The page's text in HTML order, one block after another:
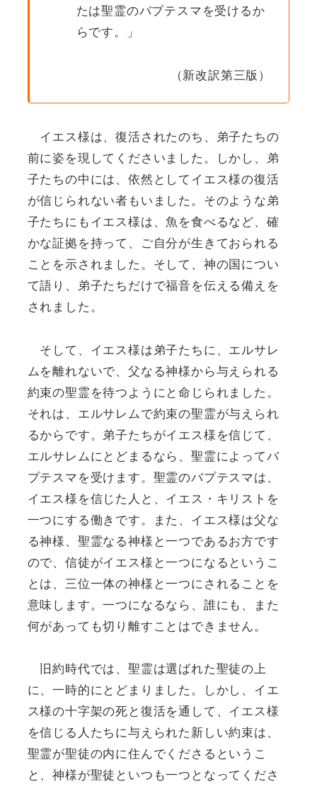
たは聖霊のバプテスマを受けるか
らです。」
（新改訳第三版）
イエス様は、復活されたのち、弟子たちの
前に姿を現してくださいました。しかし、弟
子たちの中には、依然としてイエス様の復活
が信じられない者もいました。そのような弟
子たちにもイエス様は、魚を食べるなど、確
かな証拠を持って、ご自分が生きておられる
ことを示されました。そして、神の国につい
て語り、弟子たちだけで福音を伝える備えを
されました。
そして、イエス様は弟子たちに、エルサレ
ムを離れないで、父なる神様から与えられる
約束の聖霊を待つようにと命じられました。
それは、エルサレムで約束の聖霊が与えられ
るからです。弟子たちがイエス様を信じて、
エルサレムにとどまるなら、聖霊によってバ
プテスマを受けます。聖霊のバプテスマは、
イエス様を信じた人と、イエス・キリストを
一つにする働きです。また、イエス様は父な
る神様、聖霊なる神様と一つであるお方です
ので、信徒がイエス様と一つになるというこ
とは、三位一体の神様と一つにされることを
意味します。一つになるなら、誰にも、また
何があっても切り離すことはできません。
旧約時代では、聖霊は選ばれた聖徒の上
に、一時的にとどまりました。しかし、イエ
ス様の十字架の死と復活を通して、イエス様
を信じる人たちに与えられた新しい約束は、
聖霊が聖徒の内に住んでくださるというこ
と、神様が聖徒といつも一つとなってくださ